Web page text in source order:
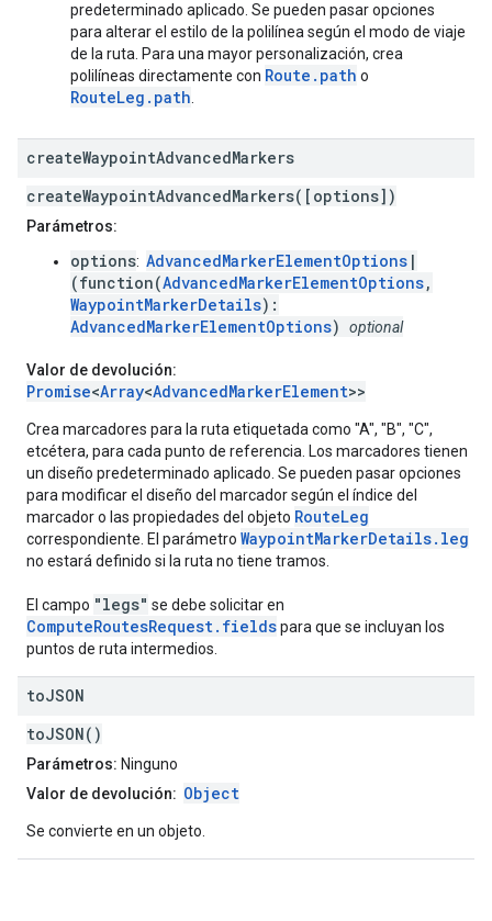
predeterminado aplicado. Se pueden pasar opciones
para alterar el estilo de la polilínea según el modo de viaje
de la ruta. Para una mayor personalización, crea
polilíneas directamente con Route.path o
RouteLeg.path
createWaypointAdvancedMarkers
createWaypointAdvancedMarkers([options])
Parámetros:
options: AdvancedMarkerElementOptions |
(function(AdvancedMarkerElementOptions,
WaypointMarkerDetails):
AdvancedMarkerElementOptions) optional
Valor de devolución:
Promise<Array<AdvancedMarkerElement>>
Crea marcadores para la ruta etiquetada como "A", "B", "C",
etcétera, para cada punto de referencia. Los marcadores tienen
un diseño predeterminado aplicado. Se pueden pasar opciones
para modificar el diseño del marcador según el índice del
marcador o las propiedades del objeto RouteLeg
correspondiente. El parámetro WaypointMarkerDetails.leg
no estará definido si la ruta no tiene tramos.
El campo "legs" se debe solicitar en
ComputeRoutesRequest.fieldspara que se incluyan los
puntos de ruta intermedios.
toJSON
toJSON()
Parámetros: Ninguno
Valor de devolución: Object
Se convierte en un objeto.